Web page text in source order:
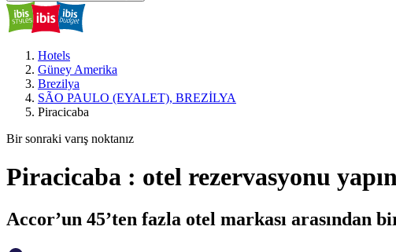
Hotels
Güney Amerika
Brezilya
SÃO PAULO (EYALET), BREZİLYA
Piracicaba
Bir sonraki varış noktanız
Piracicaba : otel rezervasyonu
Accor’un 45’ten fazla otel markası arasından